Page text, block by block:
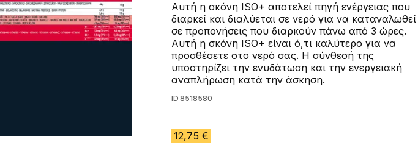
Αυτή η σκόνη ISO+ αποτελεί πηγή ενέργειας που
διαρκεί και διαλύεται σε νερό για να καταναλωθεί
σε προπονήσεις που διαρκούν πάνω από 3 ώρες.
Αυτή η σκόνη ISO+ είναι ό,τι καλύτερο για να
προσθέσετε στο νερό σας. Η σύνθεσή της
υποστηρίζει την ενυδάτωση και την ενεργειακή
αναπλήρωση κατά την άσκηση.
ID 8518580
12,75 €